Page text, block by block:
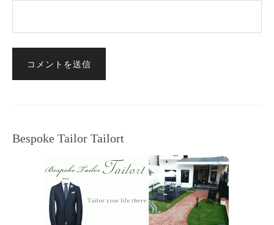
Bespoke Tailor Tailort